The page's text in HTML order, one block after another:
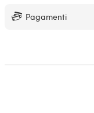
Pagamenti